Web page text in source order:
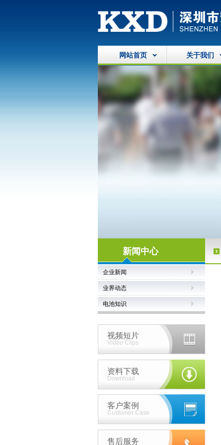
网站首页 关于我们
新闻中心
企业新闻
业界动态
电池知识
视频短片
Video Clips
资料下载
Download
客户案例
Customer Case
售后服务